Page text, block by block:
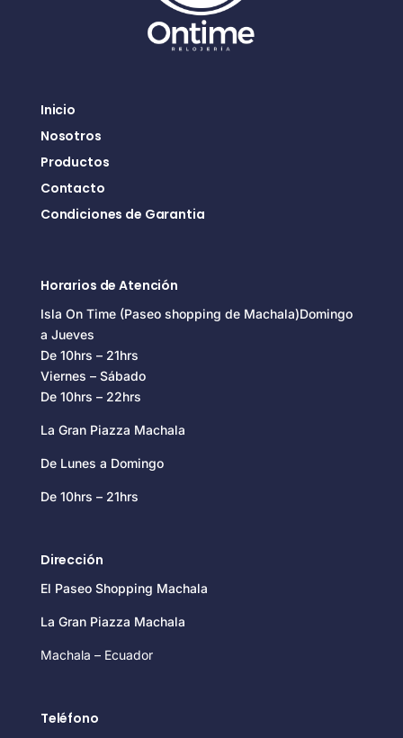
Inicio
Nosotros
Productos
Contacto
Condiciones de Garantia
Horarios de Atención
Isla On Time (Paseo shopping de Machala)Domingo
a Jueves
De 10hrs – 21hrs
Viernes – Sábado
De 10hrs – 22hrs
La Gran Piazza Machala
De Lunes a Domingo
De 10hrs – 21hrs
Dirección
El Paseo Shopping Machala
La Gran Piazza Machala
Machala – Ecuador
Teléfono